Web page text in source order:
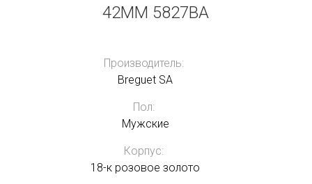
42MM 5827BA
Производитель:
Breguet SA
Пол:
Мужские
Корпус:
18-к розовое золото